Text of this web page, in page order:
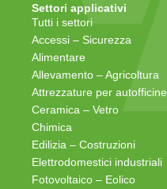
Settori applicativi
Tutti i settori
Accessi – Sicurezza
Alimentare
Allevamento – Agricoltura
Attrezzature per autofficine
Ceramica – Vetro
Chimica
Edilizia – Costruzioni
Elettrodomestici industriali
Fotovoltaico – Eolico